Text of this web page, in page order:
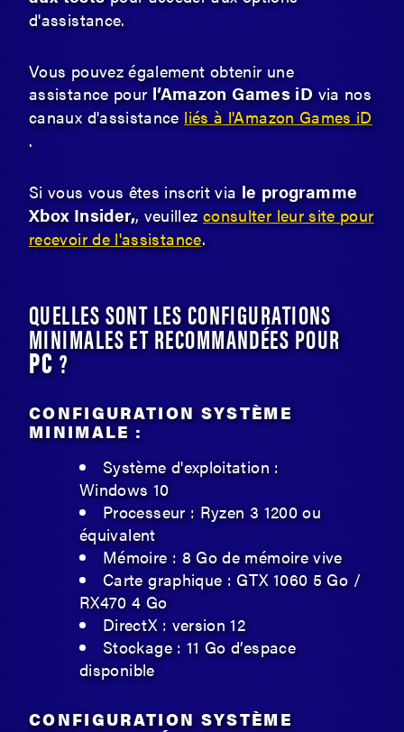
d'assistance.
Vous pouvez également obtenir une
assistance pour l’Amazon Games iDvia nos
canaux d'assistanceliés à l'Amazon Games iD
.
Si vous vous êtes inscrit via le programme
Xbox Insider,, veuillezconsulter leur site pour
recevoir de l'assistance.
QUELLES SONT LES CONFIGURATIONS
MINIMALES ET RECOMMANDÉES POUR
PC?
CONFIGURATION SYSTÈME
MINIMALE :
Système d'exploitation :
Windows 10
Processeur : Ryzen 3 1200 ou
équivalent
Mémoire : 8 Go de mémoire vive
Carte graphique : GTX 1060 5 Go /
RX470 4 Go
DirectX : version 12
Stockage : 11 Go d’espace
disponible
CONFIGURATION SYSTÈME